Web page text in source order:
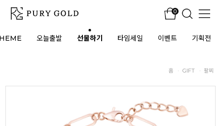
0
오늘출발 선물하기 타임세일 이벤트 기획전
홈 · GIFT · 팔찌